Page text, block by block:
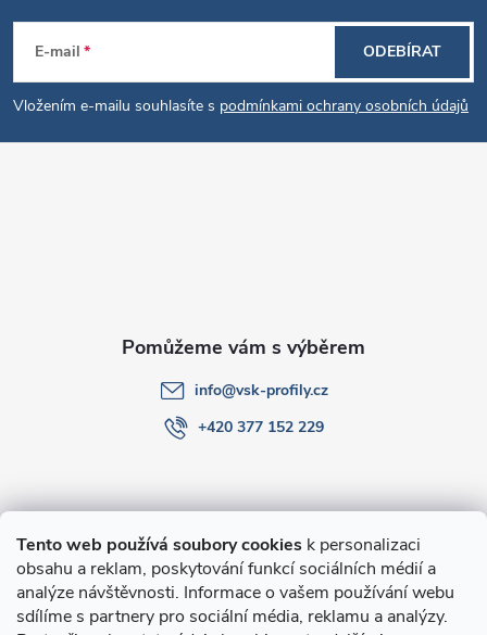
Tento web používá soubory cookies k personalizaci
obsahu a reklam, poskytování funkcí sociálních médií a
analýze návštěvnosti. Informace o vašem používání webu
sdílíme s partnery pro sociální média, reklamu a analýzy.
Z
á
p
E-mail
Vložením e-mailu souhlasíte s podmínkami ochrany osobních údajů
ODEBÍRAT
O nákupu
info@vsk-profily.cz
+420 377 152 229